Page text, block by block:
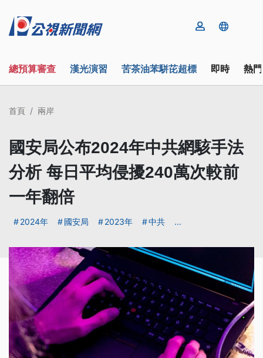
總預算審查 漢光演習 苦茶油苯駢芘超標 即時 熱
首頁 兩岸
國安局公布2024年中共網駭手法
分析 每日平均侵擾240萬次較前
一年翻倍
2024年 國安局 2023年 中共 ...